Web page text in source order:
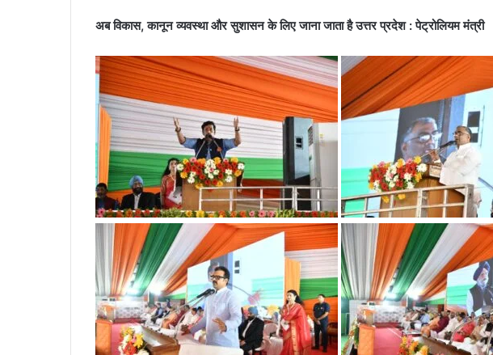
अब विकास, कानून व्यवस्था और सुशासन के लिए जाना जाता है उत्तर प्रदेश : पेट्रोलियम मंत्री